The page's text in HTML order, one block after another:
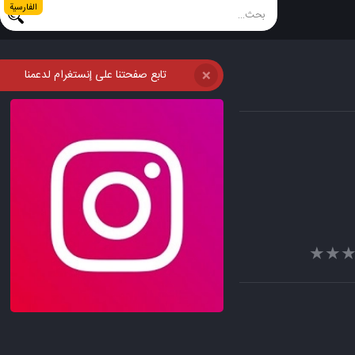
الفارسية
تابع صفحتنا على إنستغرام لدعمنا ❌